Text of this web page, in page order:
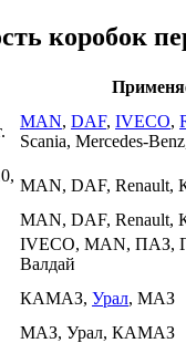
коробок
MAN, DAF, IVECO,
Scania, Mercedes-
MAN, DAF,
MAN, DAF,
IVECO, MAN, ПАЗ,
Валдай
КАМАЗ, Урал, МАЗ
МАЗ, Урал, КАМАЗ